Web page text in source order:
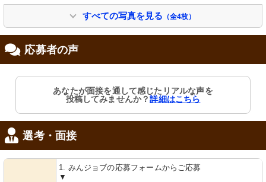
明るく清潔な入口は暖かみのある歓迎
の空気を演出しています。
受付
明るく開放的なエリアで、親しみやす
いスタッフが対応いたします。
すべての写真を見る （全4枚）
応募者の声
あなたが面接を通して感じたリアルな声を
投稿してみませんか？詳細はこちら
選考・面接
1. みんジョブの応募フォームからご応募
▼